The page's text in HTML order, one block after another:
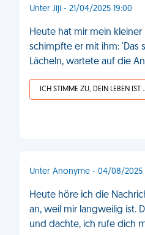
Unter Jiji - 21/04/2025 19:00
Heute hat mir mein
schimpfte er mit ihm: 'Das
Lächeln, wartete auf die
ICH STIMME
Unter Anonyme - 04/08/2025
Heute höre ich die
an, weil mir langweilig ist.
und dachte, ich rufe dich